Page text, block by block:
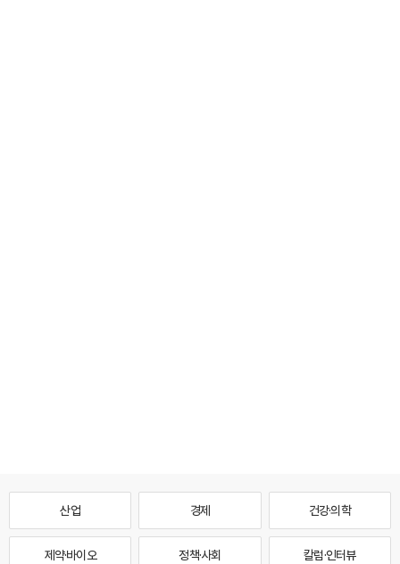
산업 경제 건강·의학
제약·바이오 정책·사회 칼럼·인터뷰